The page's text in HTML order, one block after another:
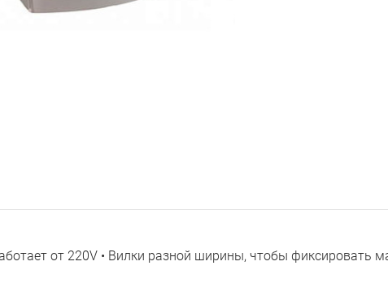
от 220V • Вилки разной ширины, чтобы фиксировать